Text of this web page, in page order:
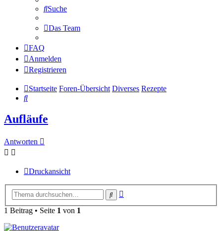
Suche
Das Team
FAQ
Anmelden
Registrieren
Startseite Foren-Übersicht Diverses Rezepte
Suche
Aufläufe
Antworten
Druckansicht
Suche
1 Beitrag • Seite 1 von 1